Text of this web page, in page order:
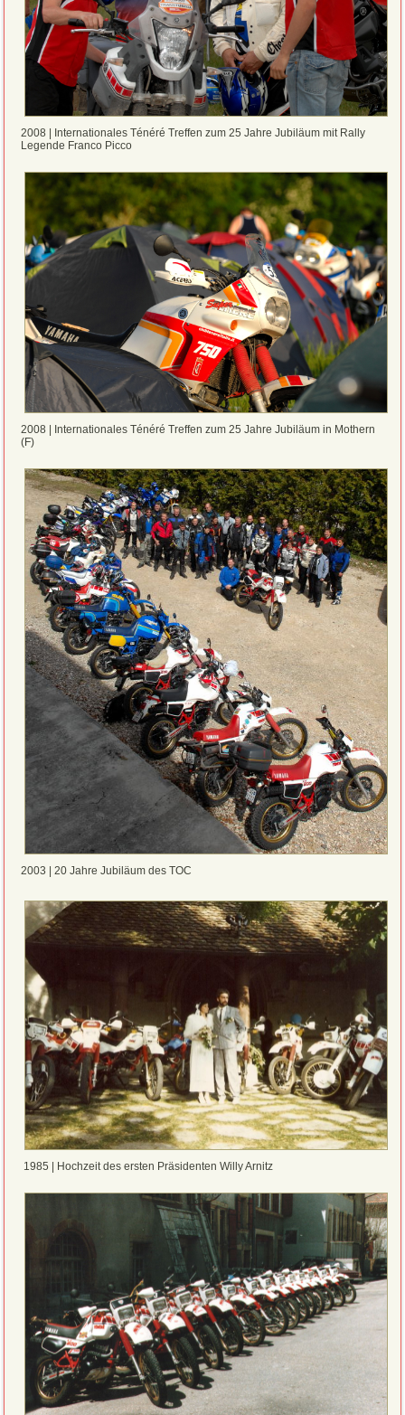
2008 | Internationales Ténéré Treffen zum 25 Jahre Jubiläum mit Rally
Legende Franco Picco
2008 | Internationales Ténéré Treffen zum 25 Jahre Jubiläum in Mothern
(F)
2003 | 20 Jahre Jubiläum des TOC
1985 | Hochzeit des ersten Präsidenten Willy Arnitz